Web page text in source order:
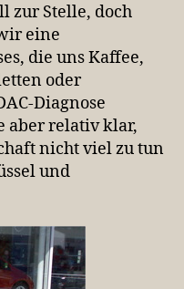
zur Stelle, doch
eine
die uns Kaffee,
oder
Diagnose
aber relativ klar,
nicht viel zu tun
und